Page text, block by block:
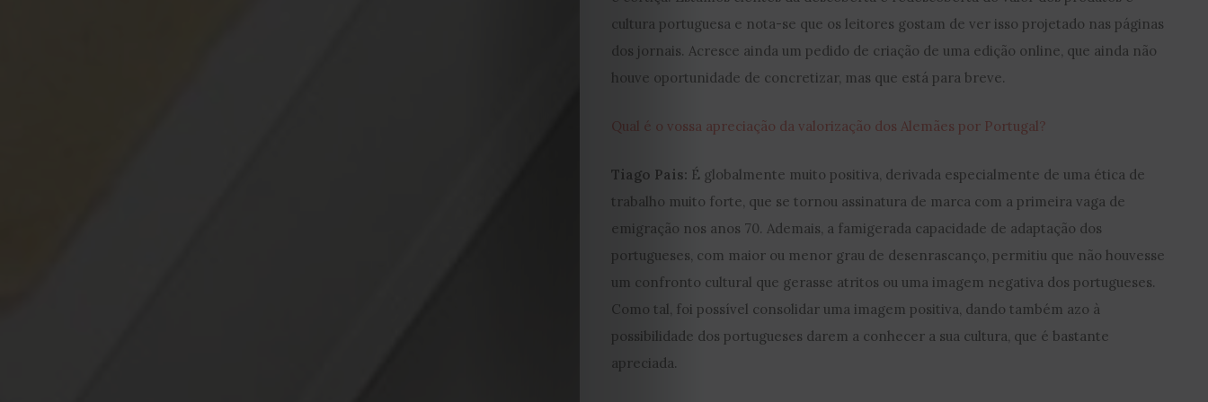
Cookies
cultura portuguesa e nota-se que os leitores gostam de ver isso projetado nas páginas
dos jornais. Acresce ainda um pedido de criação de uma edição online, que ainda não
houve oportunidade de concretizar, mas que está para breve.
Qual é o vossa apreciação da valorização dos Alemães por Portugal?
Tiago Pais: É globalmente muito positiva, derivada especialmente de uma ética de
trabalho muito forte, que se tornou assinatura de marca com a primeira vaga de
emigração nos anos 70. Ademais, a famigerada capacidade de adaptação dos
portugueses, com maior ou menor grau de desenrascanço, permitiu que não houvesse
um confronto cultural que gerasse atritos ou uma imagem negativa dos portugueses.
Como tal, foi possível consolidar uma imagem positiva, dando também azo à
possibilidade dos portugueses darem a conhecer a sua cultura, que é bastante
apreciada.